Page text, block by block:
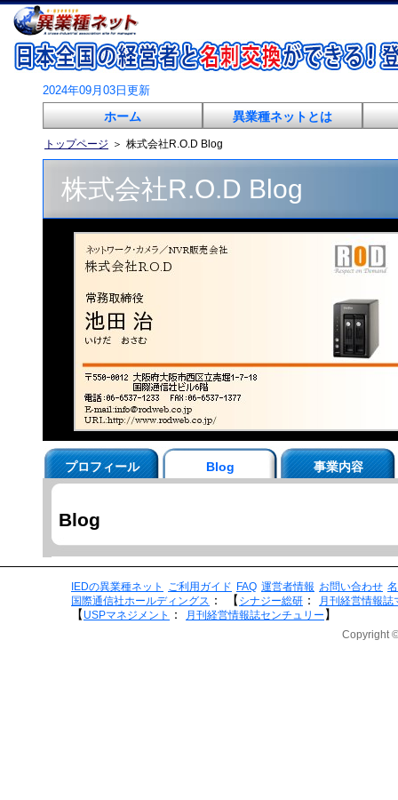
2024年09月03日更新
ホーム 異業種ネットとは
トップページ ＞ 株式会社R.O.D Blog
株式会社R.O.D Blog
プロフィール Blog 事業内容
Blog
IEDの異業種ネット ご利用ガイド FAQ 運営者情報 お問い合わせ
国際通信社ホールディングス ： 【 シナジー総研 ： 月刊経営情報誌
【 USPマネジメント ： 月刊経営情報誌センチュリー 】
Copyright